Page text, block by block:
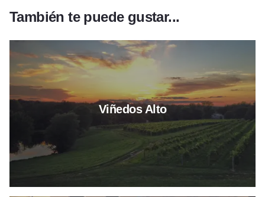
También te puede gustar...
Viñedos Alto
Leer más sobre Alto Vineyards